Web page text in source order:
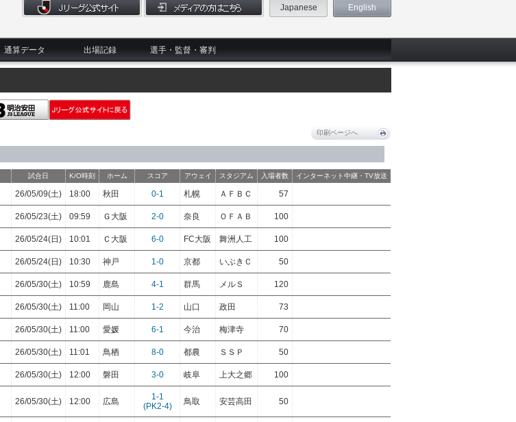
Japanese English
通算データ 出場記録 選手・監督・審判
印刷ページへ
試合日 K/O時刻 ホーム スコア アウェイ スタジアム 入場者数 インターネット中継・TV放送
26/05/09(土) 18:00 秋田 0-1 札幌 ＡＦＢＣ 57
26/05/23(土) 09:59 Ｇ大阪 2-0 奈良 ＯＦＡＢ 100
26/05/24(日) 10:01 Ｃ大阪 6-0 FC大阪 舞洲人工 100
26/05/24(日) 10:30 神戸 1-0 京都 いぶきＣ 50
26/05/30(土) 10:59 鹿島 4-1 群馬 メルＳ 120
26/05/30(土) 11:00 岡山 1-2 山口 政田 73
26/05/30(土) 11:00 愛媛 6-1 今治 梅津寺 70
26/05/30(土) 11:01 鳥栖 8-0 都農 ＳＳＰ 50
26/05/30(土) 12:00 磐田 3-0 岐阜 上大之郷 100
26/05/30(土) 12:00 広島
1-1
(PK2-4)
鳥取 安芸高田 50